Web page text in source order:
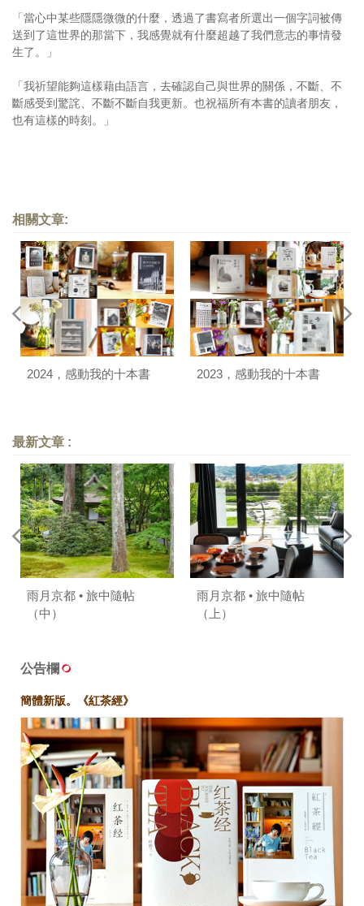
「當心中某些隱隱微微的什麼，透過了書寫者所選出一個字詞被傳
送到了這世界的那當下，我感覺就有什麼超越了我們意志的事情發
生了。」
「我祈望能夠這樣藉由語言，去確認自己與世界的關係，不斷、不
斷感受到驚詫、不斷不斷自我更新。也祝福所有本書的讀者朋友，
也有這樣的時刻。」
相關文章:
2024，感動我的十本書 2023，感動我的十本書
最新文章 :
雨月京都 • 旅中隨帖
（中）
雨月京都 • 旅中隨帖
（上）
公告欄
簡體新版。《紅茶經》